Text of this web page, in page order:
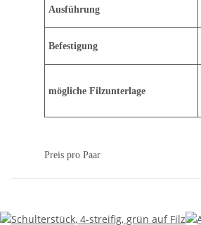
Ausführung
Befestigung
mögliche Filzunterlage
Preis pro Paar